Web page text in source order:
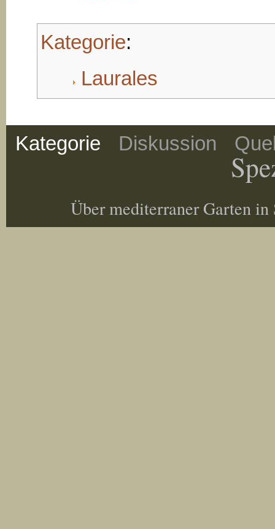
Kategorie:
Laurales
Kategorie Diskussion
Über mediterraner Garten in